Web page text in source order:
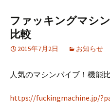
ファッキングマシ
比較
2015年7月2日 お知らせ
人気のマシンバイブ！機能
https://fuckingmachine.jp/